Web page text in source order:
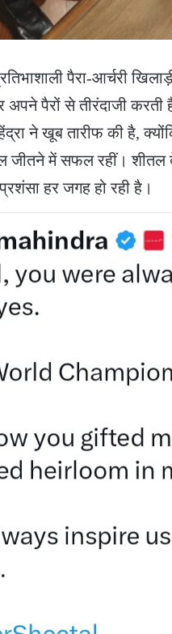
पैरा-आर्चरी
पैरों से तीरंदाजी करती
ने खूब तारीफ की है,
में सफल रहीं। शीतल
हर जगह हो रही है।